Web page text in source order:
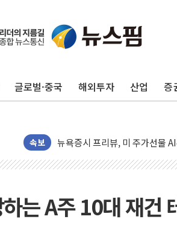
글로벌·중국 해외투자 산업 증
속보
유럽증시, 견조한 실적 소화하
리투아니아 국방 "러, 우크라
뉴욕증시 개장 전 특징주...모더
김정관 장관 "영업이익 N% 성
청와대, 북한 단거리 탄도미사
금값 7주 만에 최고…美 고용 둔
러, 1인칭시점 드론으로 우크
[베트남 증시] 지수 하락 속
는 A주 10대 재건